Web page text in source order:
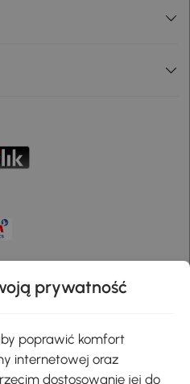
prywatność
poprawić komfort
internetowej oraz
dostosowanie jej do